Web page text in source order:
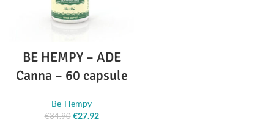
BE HEMPY – ADE
Canna – 60 capsule
Be-Hempy
€34.90
Il prezzo
€27.92